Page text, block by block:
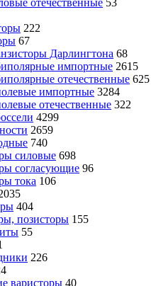
222
67
Дарлингтона 68
импортные 2615
отечественные 625
импортные 3284
отечественные 322
4299
2659
740
силовые 698
согласующие 96
тока 106
404
позисторы 155
55
226
варисторы 40